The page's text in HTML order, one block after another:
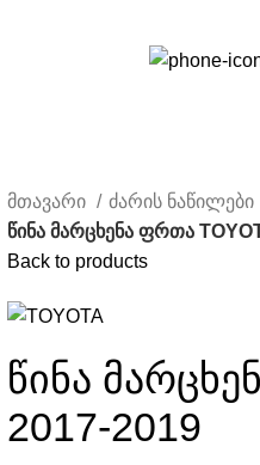
მთავარი ძარის ნაწილები
წინა მარცხენა ფრთა
Back to products
წინა
2017-2019